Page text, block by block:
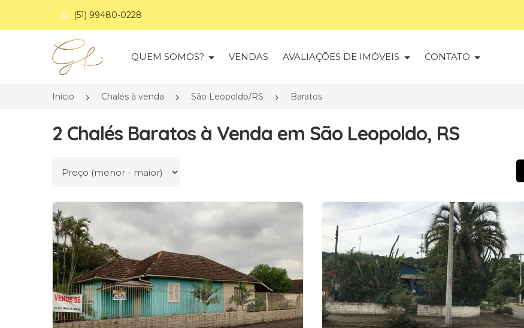
(51) 99480-0228
Página inicial
QUEM SOMOS? VENDAS AVALIAÇÕES DE IMÓVEIS CONTATO
Início Chalés à venda São Leopoldo/RS Baratos
2 Chalés Baratos à Venda em São Leopoldo, RS
Ordenar por